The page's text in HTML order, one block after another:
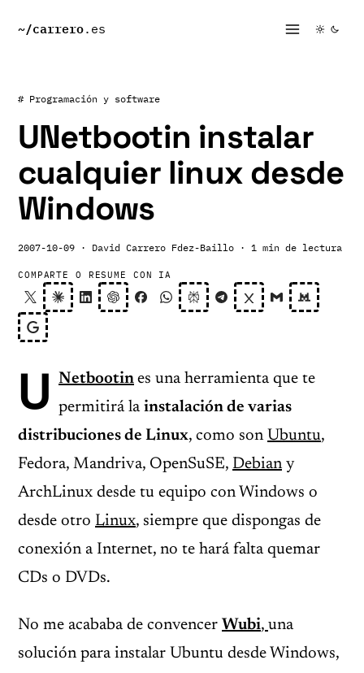
~/carrero.es
# Programación y software
UNetbootin instalar
cualquier linux desde
Windows
2007-10-09 · David Carrero Fdez-Baillo · 1 min de lectura
COMPARTE O RESUME CON IA
U Netbootin es una herramienta que te
permitirá la instalación de varias
distribuciones de Linux, como son Ubuntu,
Fedora, Mandriva, OpenSuSE, Debiany
ArchLinux desde tu equipo con Windows o
desde otro Linux, siempre que dispongas de
conexión a Internet, no te hará falta quemar
CDs o DVDs.
No me acababa de convencer Wubi, una
solución para instalar Ubuntu desde Windows,